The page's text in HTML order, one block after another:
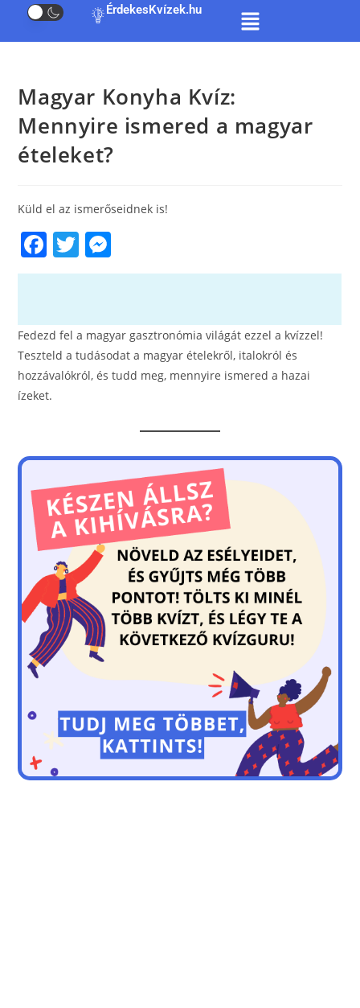
ÉrdekesKvízek.hu
Magyar Konyha Kvíz:
Mennyire ismered a magyar
ételeket?
Küld el az ismerőseidnek is!
F
a
e
b
o
o
T
w
er
e
e
n
g
Fedezd fel a magyar gasztronómia világát ezzel a kvízzel!
Teszteld a tudásodat a magyar ételekről, italokról és
hozzávalókról, és tudd meg, mennyire ismered a hazai
ízeket.